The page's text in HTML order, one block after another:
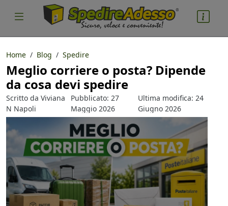
cosa spedire
Pacco
Nazione partenza
Nazione arrivo
Home Blog Spedire
Meglio corriere o posta? Dipende
da cosa devi spedire
Scritto da Viviana
N Napoli
Pubblicato: 27
Maggio 2026
Ultima modifica: 24
Giugno 2026